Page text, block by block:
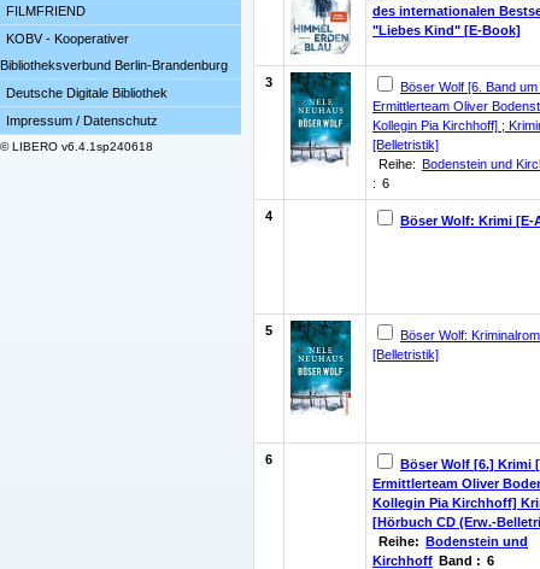
FILMFRIEND
KOBV - Kooperativer
Bibliotheksverbund Berlin-Brandenburg
Deutsche Digitale Bibliothek
Impressum / Datenschutz
© LIBERO v6.4.1sp240618
des internationalen
"Liebes Kind" [E-Book]
3
Böser Wolf [6. Band
Ermittlerteam Oliver
Kollegin Pia Kirchhoff] ;
[Belletristik]
Reihe: Bodenstein und
: 6
4 Böser Wolf: Krimi [E-
5
Böser Wolf:
[Belletristik]
6
Böser Wolf [6.] Krimi
Ermittlerteam Oliver
Kollegin Pia Kirchhoff]
[Hörbuch CD (Erw.-
Reihe: Bodenstein und
Kirchhoff Band : 6